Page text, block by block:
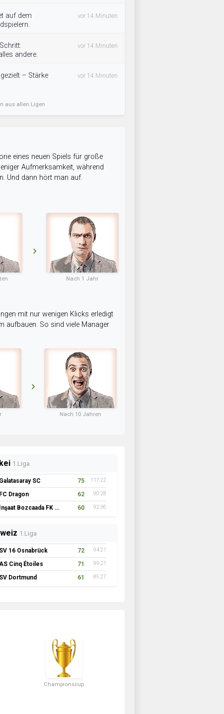
auf dem
vor 14 Minuten
andere.
vor 14 Minuten
– Stärke
vor 14 Minuten
aus allen Ligen
eines neuen Spiels für große
Aufmerksamkeit, während
Und dann hört man auf.
Nach 1 Jahr
mit nur wenigen Klicks erledigt
aufbauen. So sind viele Manager
Nach 10 Jahren
1.Liga
Galatasaray SC 75 117:22
FC Dragon 62 90:28
İnşaat Bozcaada FK 1957 60 92:36
1.Liga
SV 16 Osnabrück 72 94:21
Cinq Étoiles 71 99:21
SV Dortmund 61 85:27
Championscup